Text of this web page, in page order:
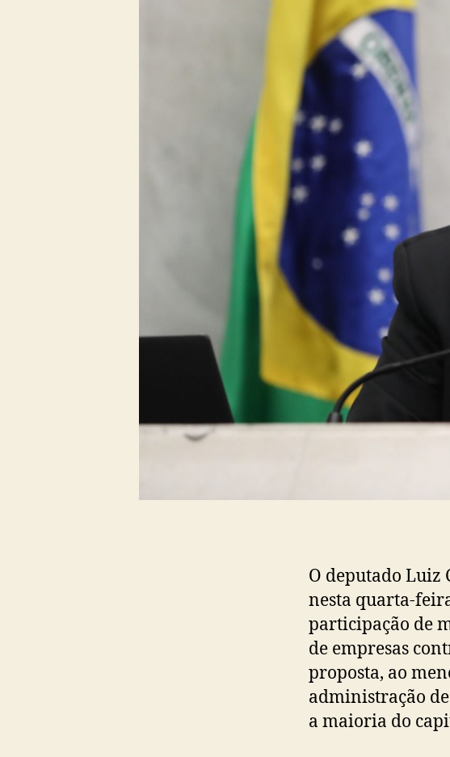
O deputado Luiz
nesta quarta-
participação de
de empresas
proposta, ao
administração
a maioria do